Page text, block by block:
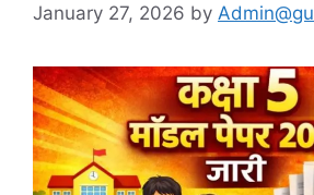
January 27, 2026 by